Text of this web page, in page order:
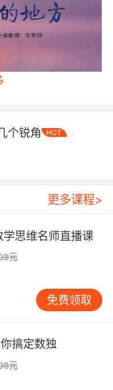
方？
个锐角 HOT
更多课程>
学思维名师直播课
元
免费领取
搞定数独
元